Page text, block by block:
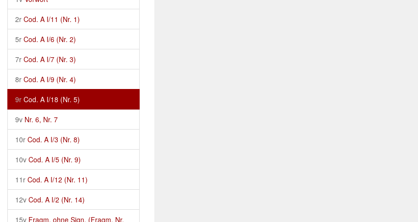
2r Cod. A I/11 (Nr. 1)
5r Cod. A I/6 (Nr. 2)
7r Cod. A I/7 (Nr. 3)
8r Cod. A I/9 (Nr. 4)
9r Cod. A I/18 (Nr. 5)
9v Nr. 6, Nr. 7
10r Cod. A I/3 (Nr. 8)
10v Cod. A I/5 (Nr. 9)
11r Cod. A I/12 (Nr. 11)
12v Cod. A I/2 (Nr. 14)
15v Fragm. ohne Sign. (Fragm. Nr.